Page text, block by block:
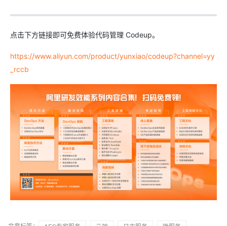
点击下方链接即可免费体验代码管理 Codeup。
https://www.aliyun.com/product/yunxiao/codeup?channel=yy
_rccb